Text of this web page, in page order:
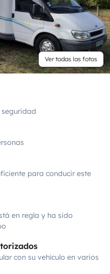
Ver todas las fotos
para conducir este
en regla y ha sido
con su vehículo en varios